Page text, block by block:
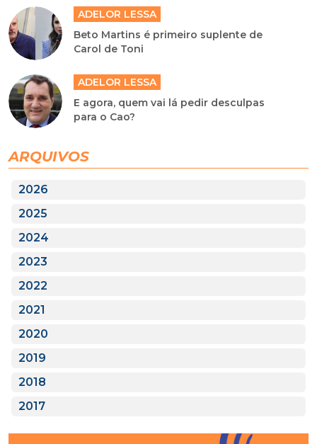
ADELOR LESSA
Beto Martins é primeiro suplente de
Carol de Toni
ADELOR LESSA
E agora, quem vai lá pedir desculpas
para o Cao?
ARQUIVOS
2026
2025
2024
2023
2022
2021
2020
2019
2018
2017